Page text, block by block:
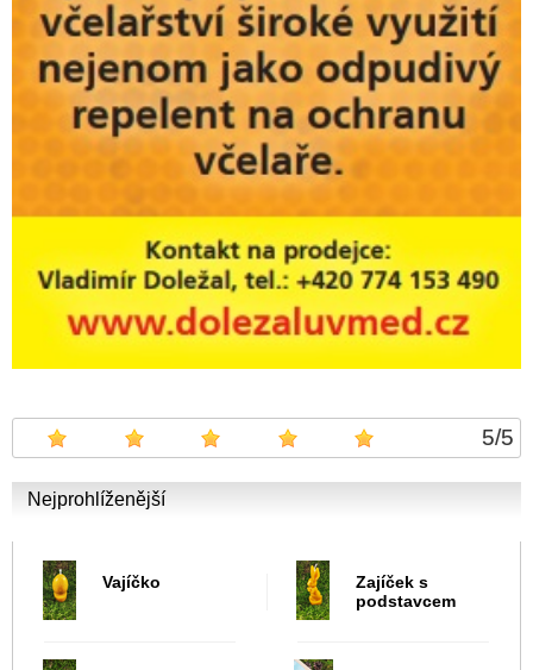
5/5
Nejprohlíženější
Vajíčko
Zajíček s
podstavcem